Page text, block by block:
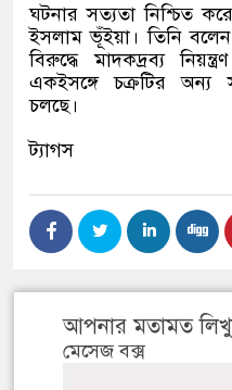
ঘটনার সত্যতা নিশ্চিত
ইসলাম ভূঁইয়া। তিনি বলেন
বিরুদ্ধে মাদকদ্রব্য
একইসঙ্গে চক্রটির অন্য
চলছে।
ট্যাগস
আপনার মতামত
মেসেজ বক্স